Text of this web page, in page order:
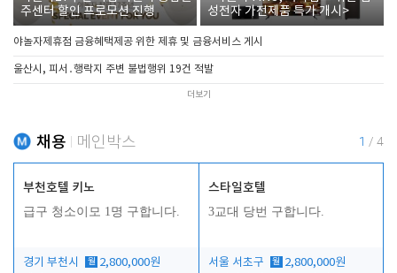
주센터 할인 프로모션 진행
성전자 가전제품 특가 개시>
야놀자제휴점 금융혜택제공 위한 제휴 및 금융서비스 게시
울산시, 피서․행락지 주변 불법행위 19건 적발
더보기
채용 메인박스 1 / 4
부천호텔 키노
급구 청소이모 1명 구합니다.
경기 부천시 월 2,800,000원
스타일호텔
3교대 당번 구합니다.
서울 서초구 월 2,800,000원